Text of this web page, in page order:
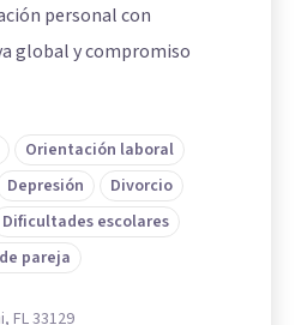
personal con
global y compromiso
Orientación laboral
Depresión
Divorcio
Dificultades escolares
pareja
FL 33129